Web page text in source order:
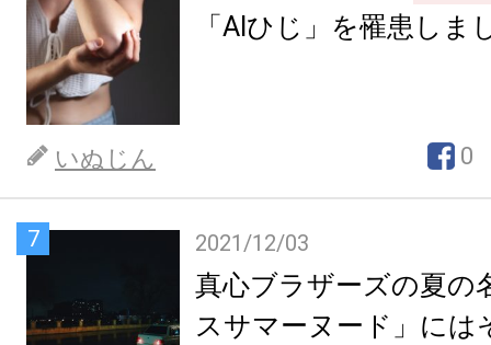
「AIひじ」を罹患しま
いぬじん 0
7 2021/12/03
真心ブラザーズの夏の
スサマーヌード」には